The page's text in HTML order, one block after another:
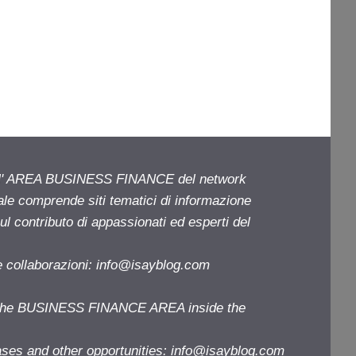
BUSINESS FINANCE del network
comprende siti tematici di informazione
contributo di appassionati ed esperti del
collaborazioni: info@isayblog.com
BUSINESS FINANCE AREA inside the
and other opportunities: info@isayblog.com